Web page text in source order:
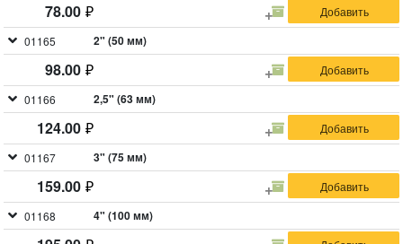
78.00
01165 2" (50 мм)
98.00
01166 2,5" (63 мм)
124.00
01167 3" (75 мм)
159.00
01168 4" (100 мм)